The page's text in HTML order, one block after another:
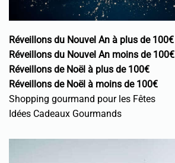
Réveillons du Nouvel An à plus de 100€
Réveillons du Nouvel An moins de 100€
Réveillons de Noël à plus de 100€
Réveillons de Noël à moins de 100€
Shopping gourmand pour les Fêtes
Idées Cadeaux Gourmands